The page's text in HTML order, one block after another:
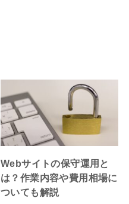
Webサイトの保守運用と
は？作業内容や費用相場に
ついても解説